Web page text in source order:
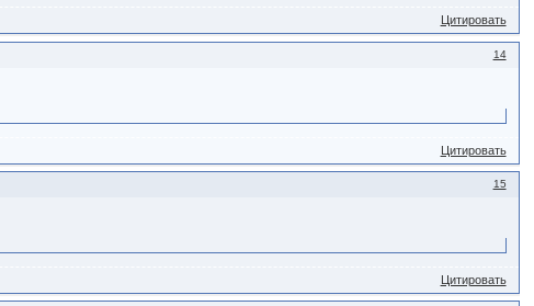
Цитировать
14
Цитировать
15
Цитировать